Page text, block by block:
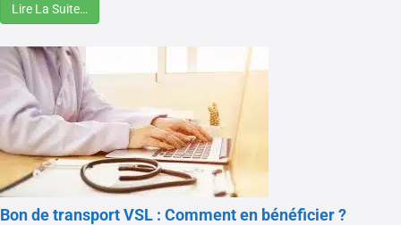
Lire La Suite…
Bon de transport VSL : Comment en bénéficier ?